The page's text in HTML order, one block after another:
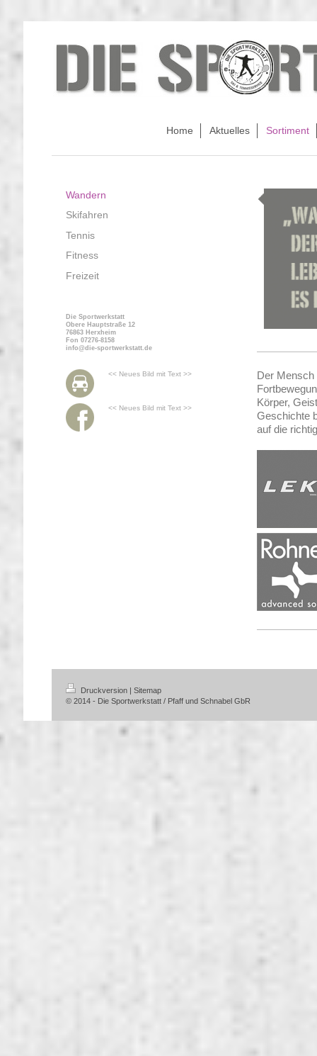
Home Aktuelles Sortiment
Der
Körper,
Geschichte
auf die
Wandern
Skifahren
Tennis
Fitness
Freizeit
Die Sportwerkstatt
Obere Hauptstraße 12
76863 Herxheim
Fon 07276-8158
info@die-sportwerkstatt.de
<< Neues Bild mit Text >>
<< Neues Bild mit Text >>
Druckversion | Sitemap
© 2014 - Die Sportwerkstatt / Pfaff und Schnabel GbR